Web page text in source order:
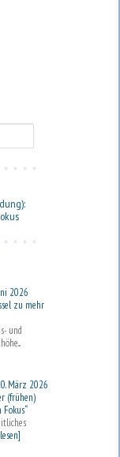
2026
zu mehr
und
März 2026
(frühen)